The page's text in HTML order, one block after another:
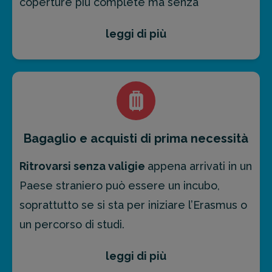
medico disponibile
prevedono coperture anche in caso di
malattia a seguito di contagio da Covid-19.
Assicurazione Viaggio per Covid-19”.
leggi di più
Bagaglio e acquisti di prima necessità
Ritrovarsi senza valigie appena arrivati in un
Paese straniero può essere un incubo,
soprattutto se si sta per iniziare l’Erasmus o
un percorso di studi.
Per questo motivo le nostre
leggi di più